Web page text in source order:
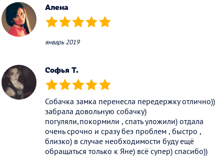
Алена
(*) (*) (*) (*) (*)
январь 2019
Софья Т.
(*) (*) (*) (*) (*)
Собачка замка перенесла передержку отлично))
забрала довольную собачку)
погуляли,покормили , спать уложили) отдала
очень срочно и сразу без проблем , быстро ,
близко) в случае необходимости буду ещё
обращаться только к Яне) всё супер) спасибо))